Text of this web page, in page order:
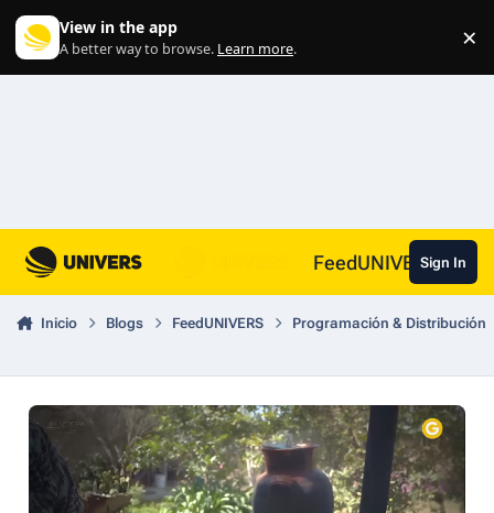
View in the app
A better way to browse. Learn more. ×
FeedUNIVERSSign In
Inicio Blogs FeedUNIVERS Programación & Distribución